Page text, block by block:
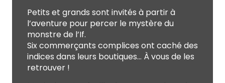
Petits et grands sont invités à partir à
l’aventure pour percer le mystère du
monstre de l’If.
Six commerçants complices ont caché des
indices dans leurs boutiques… À vous de les
retrouver !